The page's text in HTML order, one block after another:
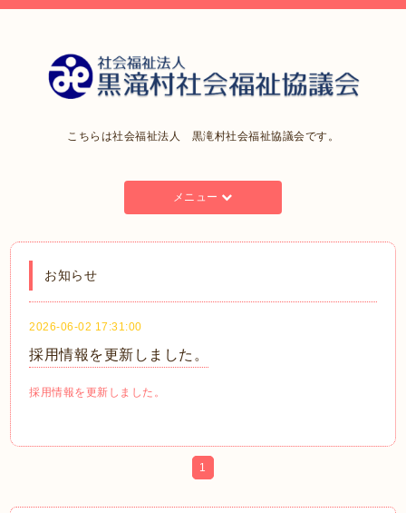
こちらは社会福祉法人 黒滝村社会福祉協議会です。
メニュー
お知らせ
2026-06-02 17:31:00
採用情報を更新しました。
採用情報を更新しました。
1